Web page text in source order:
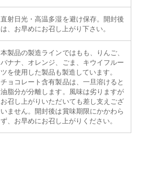
直射日光・高温多湿を避け保存。開封後
は、お早めにお召し上がり下さい。
本製品の製造ラインではもも、りんご、
バナナ、オレンジ、ごま、キウイフルー
ツを使用した製品も製造しています。
チョコレート含有製品は、一旦溶けると
油脂分が分離します。風味は劣りますが
お召し上がりいただいても差し支えござ
いません。開封後は賞味期限にかかわら
ず、お早めにお召し上がりください。